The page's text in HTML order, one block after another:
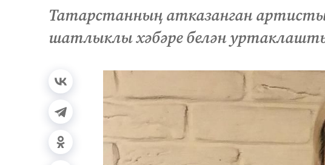
Татарстанның атказанган
шатлыклы хәбәре белән